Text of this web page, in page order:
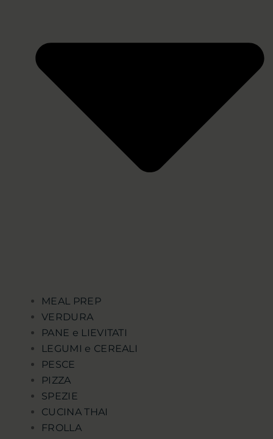
MEAL PREP
VERDURA
PANE e LIEVITATI
LEGUMI e CEREALI
PESCE
PIZZA
SPEZIE
CUCINA THAI
FROLLA